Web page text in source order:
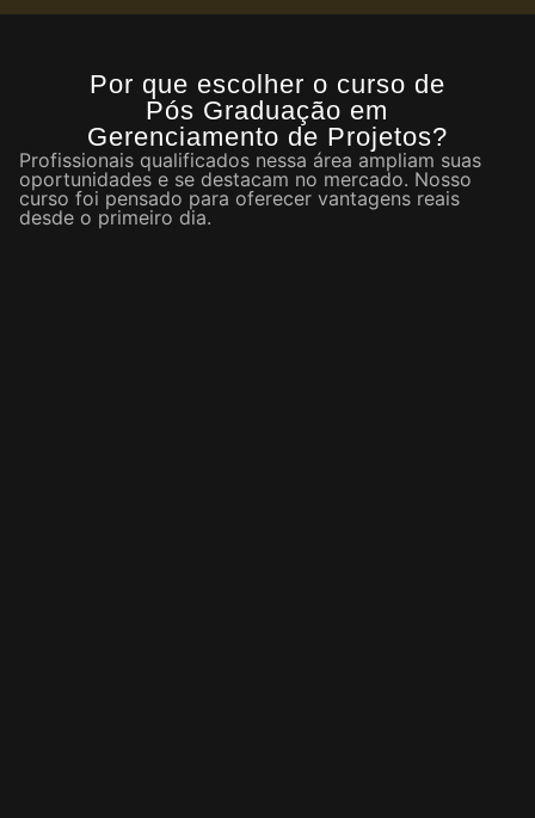
Por que escolher o curso de
Pós Graduação em
Gerenciamento de Projetos?
Profissionais qualificados nessa área ampliam suas
oportunidades e se destacam no mercado. Nosso
curso foi pensado para oferecer vantagens reais
desde o primeiro dia.